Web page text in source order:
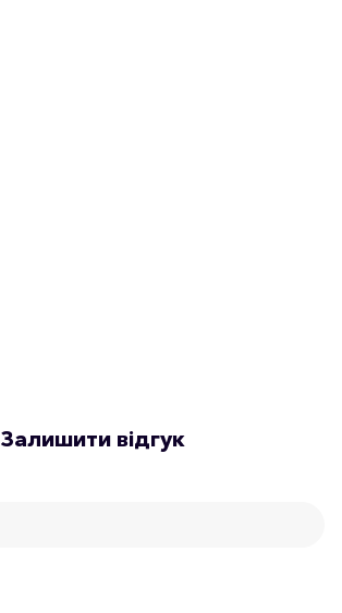
Залишити відгук